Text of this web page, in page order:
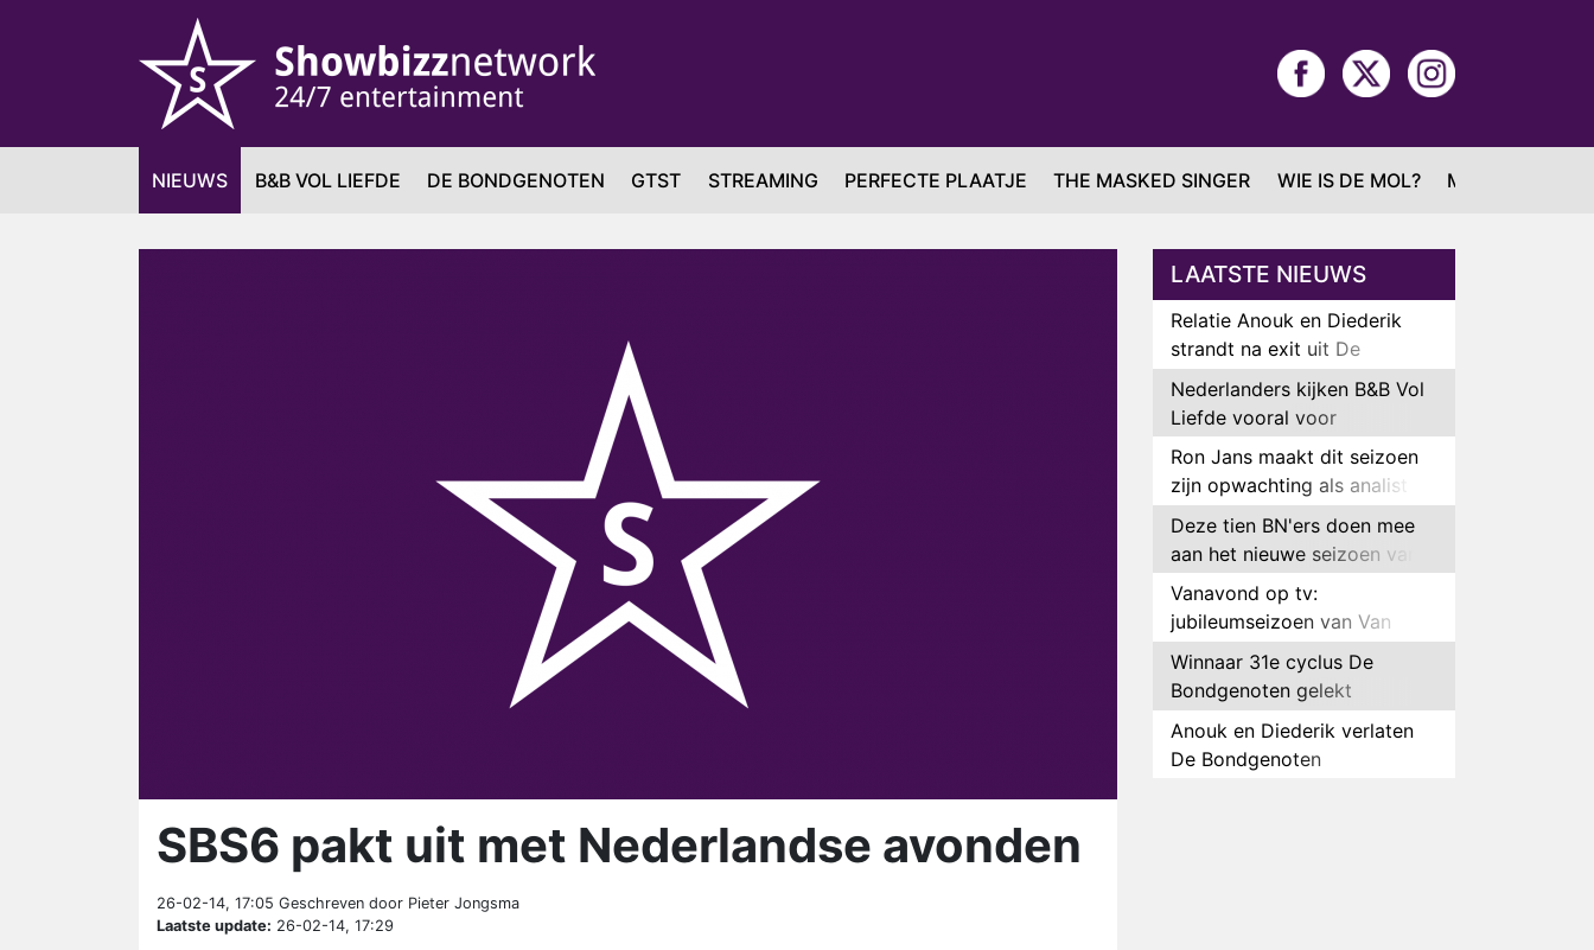
NIEUWS B&B VOL LIEFDE DE BONDGENOTEN GTST STREAMING PERFECTE PLAATJE THE MASKED SINGER WIE IS DE MOL? MAFS
SBS6 pakt uit met Nederlandse avonden
26-02-14, 17:05 Geschreven door Pieter Jongsma
Laatste update: 26-02-14, 17:29
LAATSTE NIEUWS
Relatie Anouk en Diederik
strandt na exit uit De
Bondgenoten
Nederlanders kijken B&B Vol
Liefde vooral voor
ongemakkelijke momenten
Ron Jans maakt dit seizoen
zijn opwachting als analist
Deze tien BN'ers doen mee
aan het nieuwe seizoen van
Bestemming X
Vanavond op tv:
jubileumseizoen van Van
Onschatbare Waarde gaat
van start
Winnaar 31e cyclus De
Bondgenoten gelekt
Anouk en Diederik verlaten
De Bondgenoten